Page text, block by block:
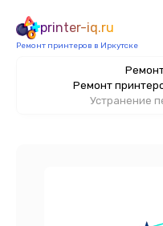
printer-iq.ru
Ремонт принтеров в Иркутске
Ремонт
Устранение